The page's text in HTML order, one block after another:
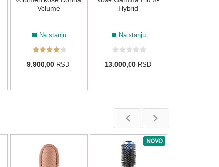
Volume
Na stanju
9.900,00 RSD
Hybrid
Na stanju
13.000,00 RSD
NOVO